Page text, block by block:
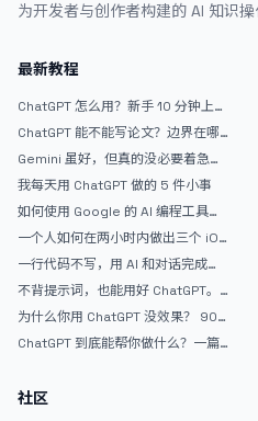
为开发者与创作者构建的 AI 知识操
最新教程
ChatGPT 怎么用？新手 10 分钟上手
ChatGPT 能不能写论文？边界在哪
Gemini 虽好，但真的没必要着急放
弃 ChatGPT
我每天用 ChatGPT 做的 5 件小事
如何使用 Google 的 AI 编程工具
AntiGravity：独立开发者的新时代
武器
一个人如何在两小时内做出三个 iOS
APP？｜AntiGravity + Gemini 3 实
战完整记录
一行代码不写，用 AI 和对话完成一
个完整网站：《图书天堂》实战记录
不背提示词，也能用好 ChatGPT。
一个万能提问模板
为什么你用 ChatGPT 没效果？ 90%
的人第一步就问错了
ChatGPT 到底能帮你做什么？一篇
社区